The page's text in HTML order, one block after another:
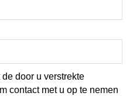
door u verstrekte
contact met u op te nemen